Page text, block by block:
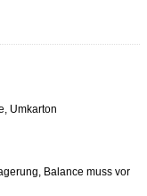
Umkarton
Balance muss vor